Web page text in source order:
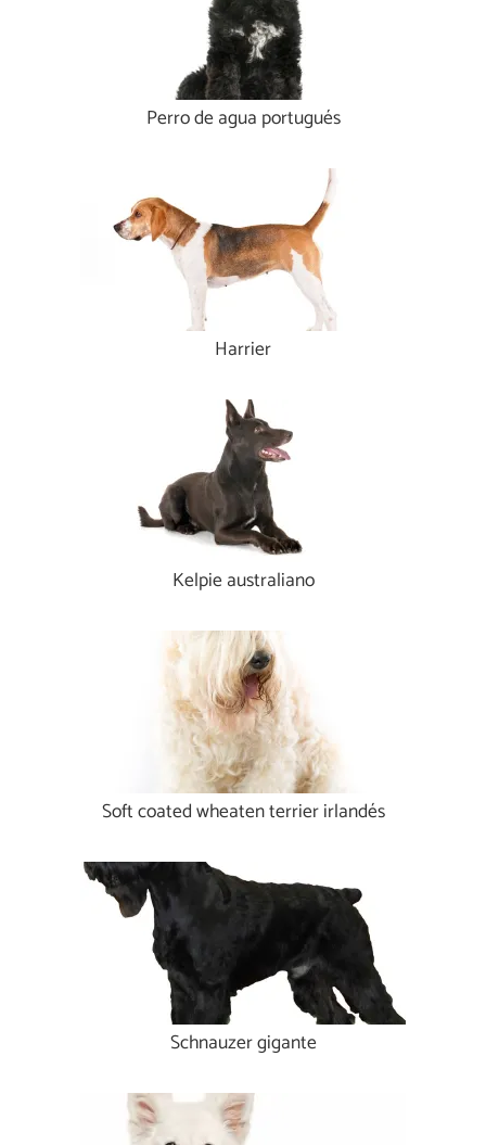
Perro de agua portugués
Harrier
Kelpie australiano
Soft coated wheaten terrier irlandés
Schnauzer gigante